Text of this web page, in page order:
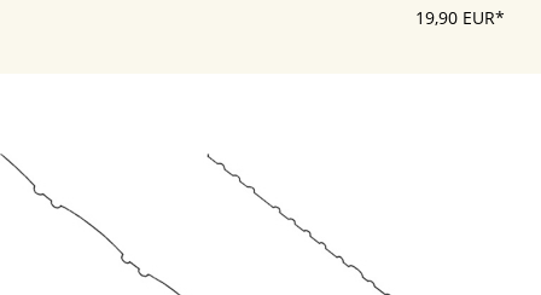
19,90 EUR*